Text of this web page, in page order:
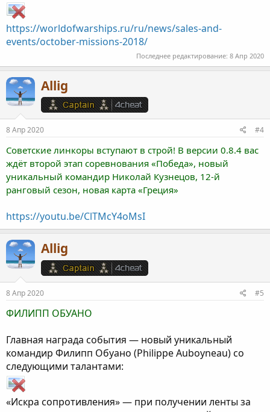
https://worldofwarships.ru/ru/news/sales-and-
events/october-missions-2018/
Последнее редактирование: 8 Апр 2020
Allig
8 Апр 2020 #4
Советские линкоры вступают в строй! В версии 0.8.4 вас
ждёт второй этап соревнования «Победа», новый
уникальный командир Николай Кузнецов, 12-й
ранговый сезон, новая карта «Греция»
https://youtu.be/ClTMcY4oMsI
Allig
8 Апр 2020 #5
ФИЛИПП ОБУАНО
Главная награда события — новый уникальный
командир Филипп Обуано (Philippe Auboyneau) со
следующими талантами:
«Искра сопротивления» — при получении ленты за